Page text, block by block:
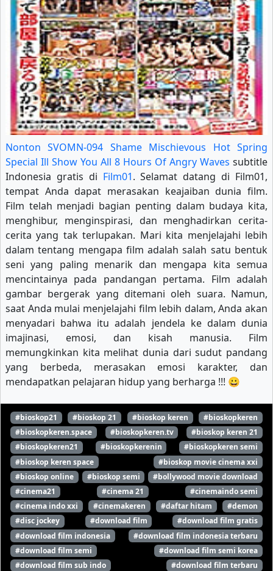
Nonton SVOMN-094 Shame Mischievous Hot Spring
Special Ill Show You All 8 Hours Of Angry Waves subtitle
Indonesia gratis di Film01. Selamat datang di Film01,
tempat Anda dapat merasakan keajaiban dunia film.
Film telah menjadi bagian penting dalam budaya kita,
menghibur, menginspirasi, dan menghadirkan cerita-
cerita yang tak terlupakan. Mari kita menjelajahi lebih
dalam tentang mengapa film adalah salah satu bentuk
seni yang paling menarik dan mengapa kita semua
mencintainya pada pandangan pertama. Film adalah
gambar bergerak yang ditemani oleh suara. Namun,
saat Anda mulai menjelajahi film lebih dalam, Anda akan
menyadari bahwa itu adalah jendela ke dalam dunia
imajinasi, emosi, dan kisah manusia. Film
memungkinkan kita melihat dunia dari sudut pandang
yang berbeda, merasakan emosi karakter, dan
mendapatkan pelajaran hidup yang berharga !!! 😀
#bioskop21 #bioskop 21 #bioskop keren
#bioskopkeren
#bioskopkeren.space
#bioskopkeren.tv
#bioskop keren 21
#bioskopkeren21
#bioskopkerenin
#bioskopkeren semi
#bioskop keren space
#bioskop movie cinema xxi
#bioskop online
#bioskop semi
#bollywood movie download
#cinema21
#cinema 21
#cinemaindo semi
#cinema indo xxi
#cinemakeren #daftar hitam
#demon
#disc jockey
#download film
#download film gratis
#download film indonesia
#download film indonesia terbaru
#download film semi
#download film semi korea
#download film sub indo
#download film terbaru